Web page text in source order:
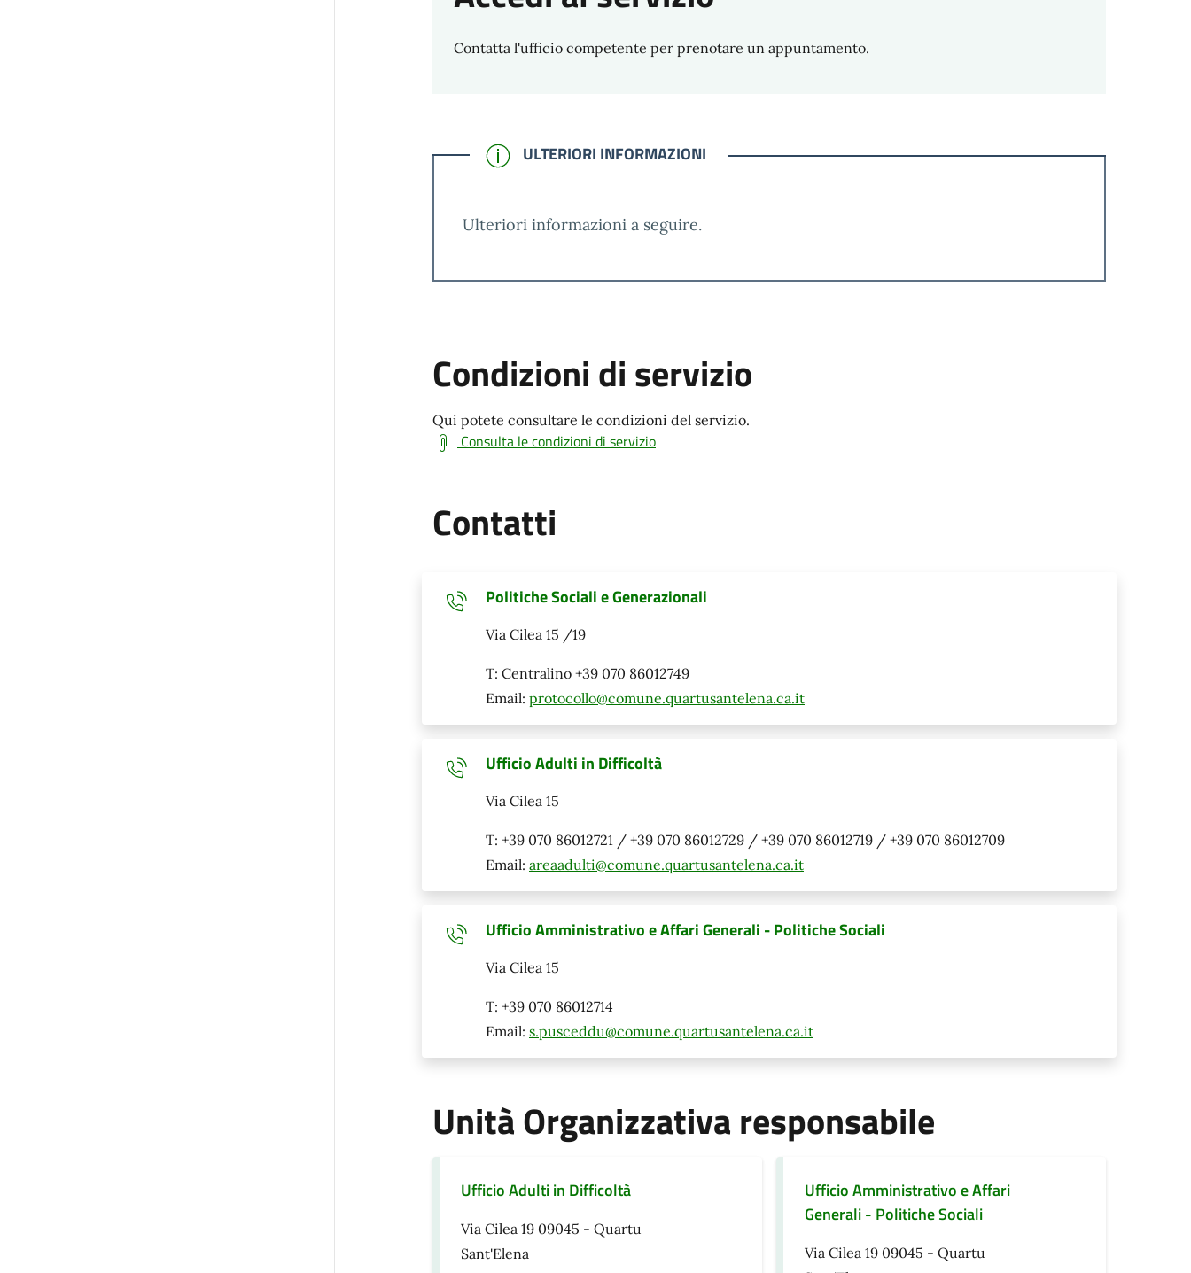
Contatta l'ufficio competente per prenotare un appuntamento.
CONFERMATO
ULTERIORI INFORMAZIONI
Ulteriori informazioni a seguire.
Condizioni di servizio
Qui potete consultare le condizioni del servizio.
Consulta le condizioni di servizio
Contatti
Politiche Sociali e Generazionali
Via Cilea 15 /19
T: Centralino +39 070 86012749
Email: protocollo@comune.quartusantelena.ca.it
Ufficio Adulti in Difficoltà
Via Cilea 15
T: +39 070 86012721 / +39 070 86012729 / +39 070 86012719 / +39 070 86012709
Email: areaadulti@comune.quartusantelena.ca.it
Ufficio Amministrativo e Affari Generali - Politiche Sociali
Via Cilea 15
T: +39 070 86012714
Email: s.pusceddu@comune.quartusantelena.ca.it
Unità Organizzativa responsabile
Ufficio Adulti in Difficoltà
Via Cilea 19 09045 - Quartu
Sant'Elena
Ufficio Amministrativo e Affari
Generali - Politiche Sociali
Via Cilea 19 09045 - Quartu